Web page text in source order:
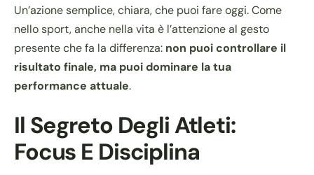
Un’azione semplice, chiara, che puoi fare oggi. Come
nello sport, anche nella vita è l’attenzione al gesto
presente che fa la differenza: non puoi controllare il
risultato finale, ma puoi dominare la tua
performance attuale.
Il Segreto Degli Atleti:
Focus E Disciplina